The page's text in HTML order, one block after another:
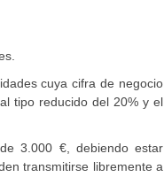
cuya cifra de negocio
tipo reducido del 20% y el
3.000 €, debiendo estar
transmitirse libremente a